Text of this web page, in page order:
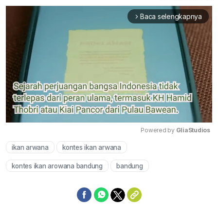
arrow_forward_ios Baca selengkapnya
Powered by GliaStudios
ikan arwana kontes ikan arwana
kontes ikan arowana bandung bandung